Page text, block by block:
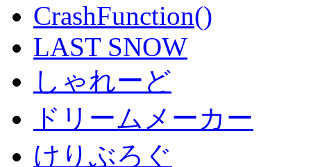
CrashFunction()
LAST SNOW
しゃれーど
ドリームメーカー
けりぶろぐ